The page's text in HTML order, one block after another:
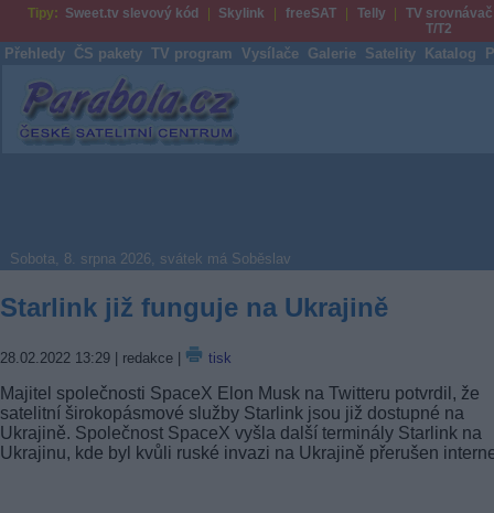
Tipy: Sweet.tv slevový kód Skylink freeSAT Telly
TV srovnávač
T/T2
Přehledy ČS pakety TV program Vysílače Galerie Satelity Katalog
Parabola.cz
Sobota, 8. srpna 2026, svátek má Soběslav
Starlink již funguje na Ukrajině
28.02.2022 13:29 | redakce | tisk
Majitel společnosti SpaceX Elon Musk na Twitteru potvrdil, že
satelitní širokopásmové služby Starlink jsou již dostupné na
Ukrajině. Společnost SpaceX vyšla další terminály Starlink na
Ukrajinu, kde byl kvůli ruské invazi na Ukrajině přerušen